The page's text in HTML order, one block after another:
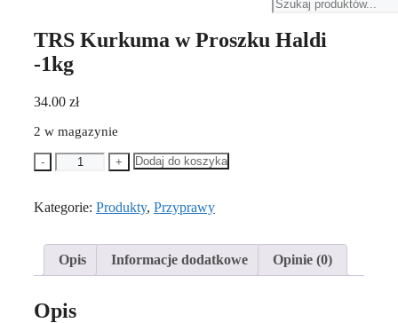
TRS Kurkuma w Proszku Haldi
-1kg
34.00 zł
2 w magazynie
- + Dodaj do koszyka
Kategorie: Produkty, Przyprawy
Opis Informacje dodatkowe Opinie (0)
Opis